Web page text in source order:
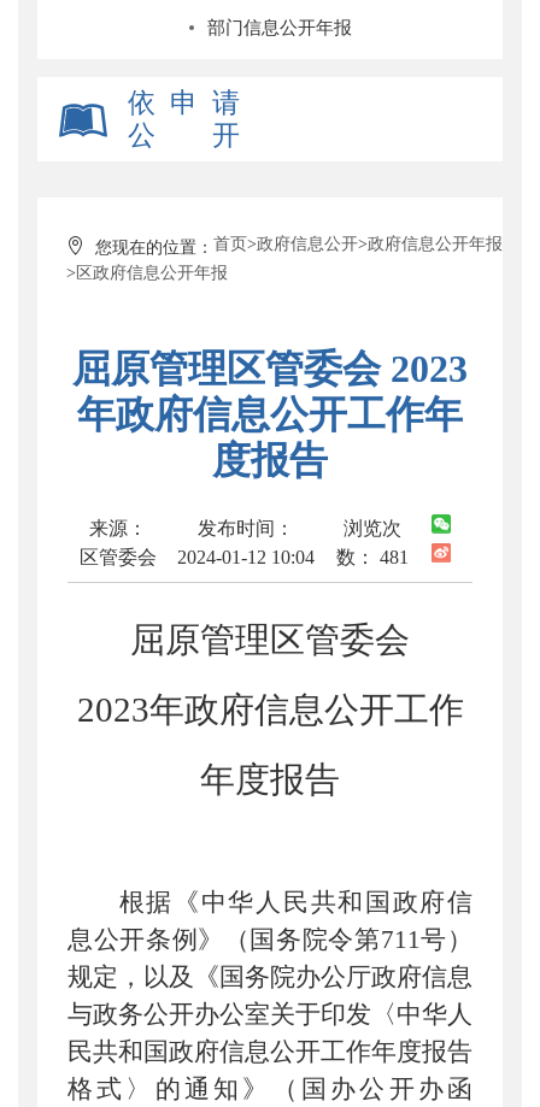
部门信息公开年报
依 申 请
公 开
您现在的位置： 首页>政府信息公开>政府信息公开年报
>区政府信息公开年报
屈原管理区管委会 2023
年政府信息公开工作年
度报告
来源：
区管委会
发布时间：
2024-01-12 10:04
浏览次
数： 481
屈原管理区管委会
2023年政府信息公开工作
年度报告
根据《中华人民共和国政府信
息公开条例》（国务院令第711号）
规定，以及《国务院办公厅政府信息
与政务公开办公室关于印发〈中华人
民共和国政府信息公开工作年度报告
格式〉的通知》（国办公开办函